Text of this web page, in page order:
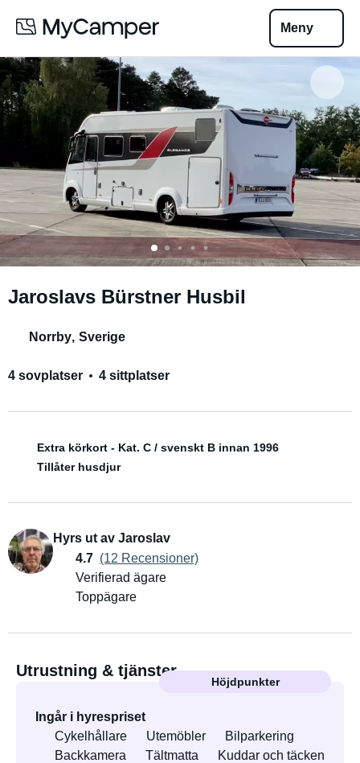
Meny
Jaroslavs Bürstner Husbil
Norrby, Sverige
4 sovplatser 4 sittplatser
Extra körkort - Kat. C / svenskt B innan 1996
Tillåter husdjur
Hyrs ut av Jaroslav
4.7 (12 Recensioner)
Verifierad ägare
Toppägare
Utrustning & tjänster
Höjdpunkter
Ingår i hyrespriset
Cykelhållare
Utemöbler
Bilparkering
Backkamera
Tältmatta Kuddar och täcken